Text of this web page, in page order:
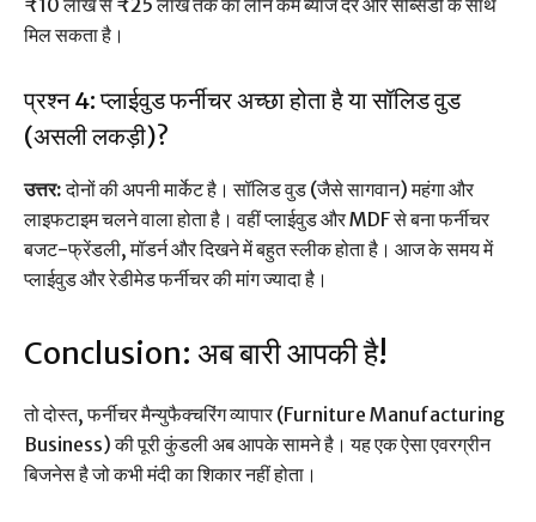
₹10 लाख से ₹25 लाख तक का लोन कम ब्याज दर और सब्सिडी के साथ
मिल सकता है।
प्रश्न 4: प्लाईवुड फर्नीचर अच्छा होता है या सॉलिड वुड
(असली लकड़ी)?
उत्तर:दोनों की अपनी मार्केट है। सॉलिड वुड (जैसे सागवान) महंगा और
लाइफटाइम चलने वाला होता है। वहीं प्लाईवुड और MDF से बना फर्नीचर
बजट-फ्रेंडली, मॉडर्न और दिखने में बहुत स्लीक होता है। आज के समय में
प्लाईवुड और रेडीमेड फर्नीचर की मांग ज्यादा है।
Conclusion: अब बारी आपकी है!
तो दोस्त, फर्नीचर मैन्युफैक्चरिंग व्यापार (Furniture Manufacturing
Business) की पूरी कुंडली अब आपके सामने है। यह एक ऐसा एवरग्रीन
बिजनेस है जो कभी मंदी का शिकार नहीं होता।